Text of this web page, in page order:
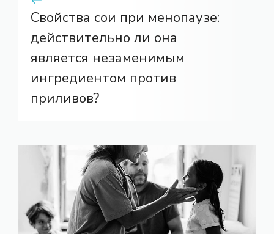
Свойства сои при менопаузе:
действительно ли она
является незаменимым
ингредиентом против
приливов?